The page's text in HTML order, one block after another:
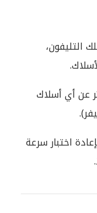
التليفون،
عن أي أسلاك
اختبار سرعة